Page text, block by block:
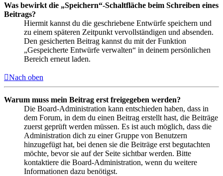
Was bewirkt die „Speichern“-Schaltfläche beim Schreiben eines
Beitrags?
Hiermit kannst du die geschriebene Entwürfe speichern und
zu einem späteren Zeitpunkt vervollständigen und absenden.
Den gesicherten Beitrag kannst du mit der Funktion
„Gespeicherte Entwürfe verwalten“ in deinem persönlichen
Bereich erneut laden.
Nach oben
Warum muss mein Beitrag erst freigegeben werden?
Die Board-Administration kann entschieden haben, dass in
dem Forum, in dem du einen Beitrag erstellt hast, die Beiträge
zuerst geprüft werden müssen. Es ist auch möglich, dass die
Administration dich zu einer Gruppe von Benutzern
hinzugefügt hat, bei denen sie die Beiträge erst begutachten
möchte, bevor sie auf der Seite sichtbar werden. Bitte
kontaktiere die Board-Administration, wenn du weitere
Informationen dazu benötigst.